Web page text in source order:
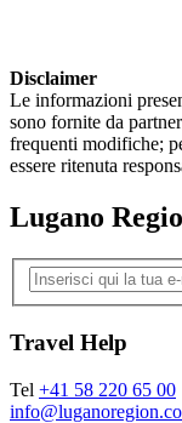
Disclaimer
Le informazioni
sono fornite da
frequenti modifiche;
essere ritenuta
Lugano
Travel Help
Tel +41 58 220 65 00